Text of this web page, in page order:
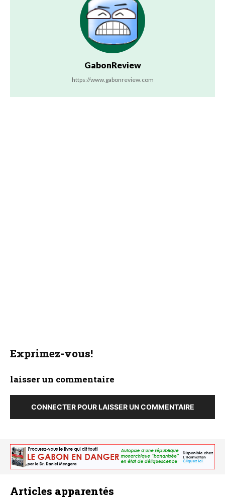
GabonReview
https://www.gabonreview.com
Exprimez-vous!
laisser un commentaire
CONNECTER POUR LAISSER UN COMMENTAIRE
Articles apparentés